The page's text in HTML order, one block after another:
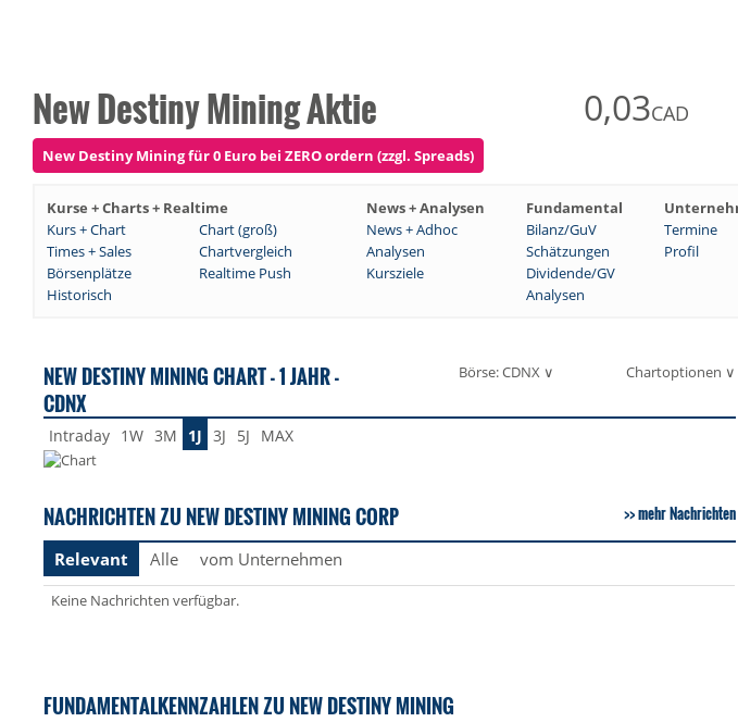
New Destiny Mining Aktie 0,03CAD
New Destiny Mining für 0 Euro bei ZERO ordern (zzgl. Spreads)
Kurse + Charts + Realtime News + Analysen Fundamental
Kurs + Chart
Chart (groß) News + Adhoc Bilanz/GuV Termine
Times + Sales
Chartvergleich Analysen Schätzungen Profil
Börsenplätze
Realtime Push Kursziele Dividende/GV
Historisch
Analysen
NEW DESTINY MINING CHART - 1 JAHR -
CDNX
Börse: CDNX ∨ Chartoptionen ∨
Intraday 1W 3M 1J 3J 5J MAX
NACHRICHTEN ZU NEW DESTINY MINING CORP mehr Nachrichten
Relevant Alle vom Unternehmen
Keine Nachrichten verfügbar.
FUNDAMENTALKENNZAHLEN ZU NEW DESTINY MINING